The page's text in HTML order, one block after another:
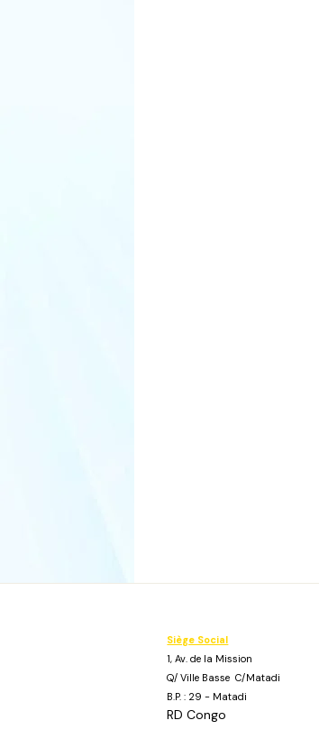
Siège Social
1, Av. de la Mission
Q/ Ville Basse C/Matadi
B.P. : 29 - Matadi
RD Congo